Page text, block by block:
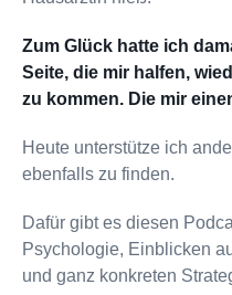
Zum Glück hatte ich
Seite, die mir halfen,
zu kommen. Die mir
Heute unterstütze ich
ebenfalls zu finden.
Dafür gibt es diesen
Psychologie, Einblicken
und ganz konkreten